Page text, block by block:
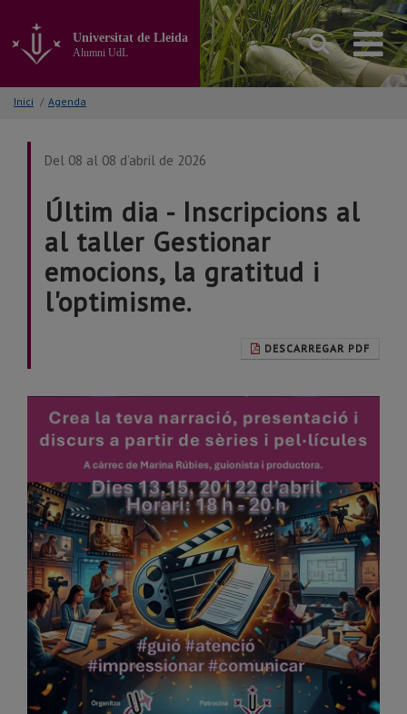
contingut
principal
Universitat de Lleida
Alumni UdL
Inici / Agenda
Del 08 al 08 d’abril de 2026
Últim dia - Inscripcions al
al taller Gestionar
emocions, la gratitud i
l'optimisme.
DESCARREGAR PDF